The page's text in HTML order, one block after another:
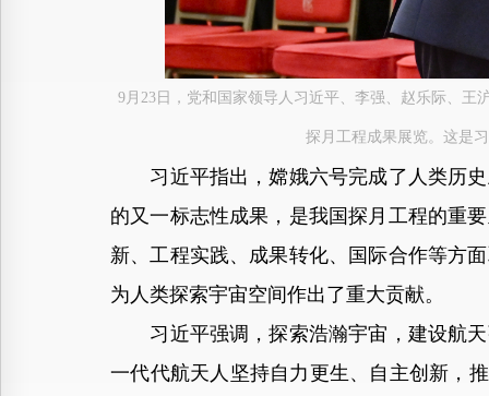
9月23日，党和国家领导人习近平、李强、赵乐际、
探月工程成果展览。这是
习近平指出，嫦娥六号完成了人类历史
的又一标志性成果，是我国探月工程的重
新、工程实践、成果转化、国际合作等方
为人类探索宇宙空间作出了重大贡献。
习近平强调，探索浩瀚宇宙，建设航天
一代代航天人坚持自力更生、自主创新，